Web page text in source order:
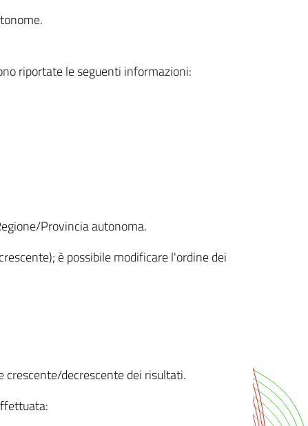
riportate le seguenti informazioni:
Provincia autonoma.
è possibile modificare l'ordine dei
crescente/decrescente dei risultati.